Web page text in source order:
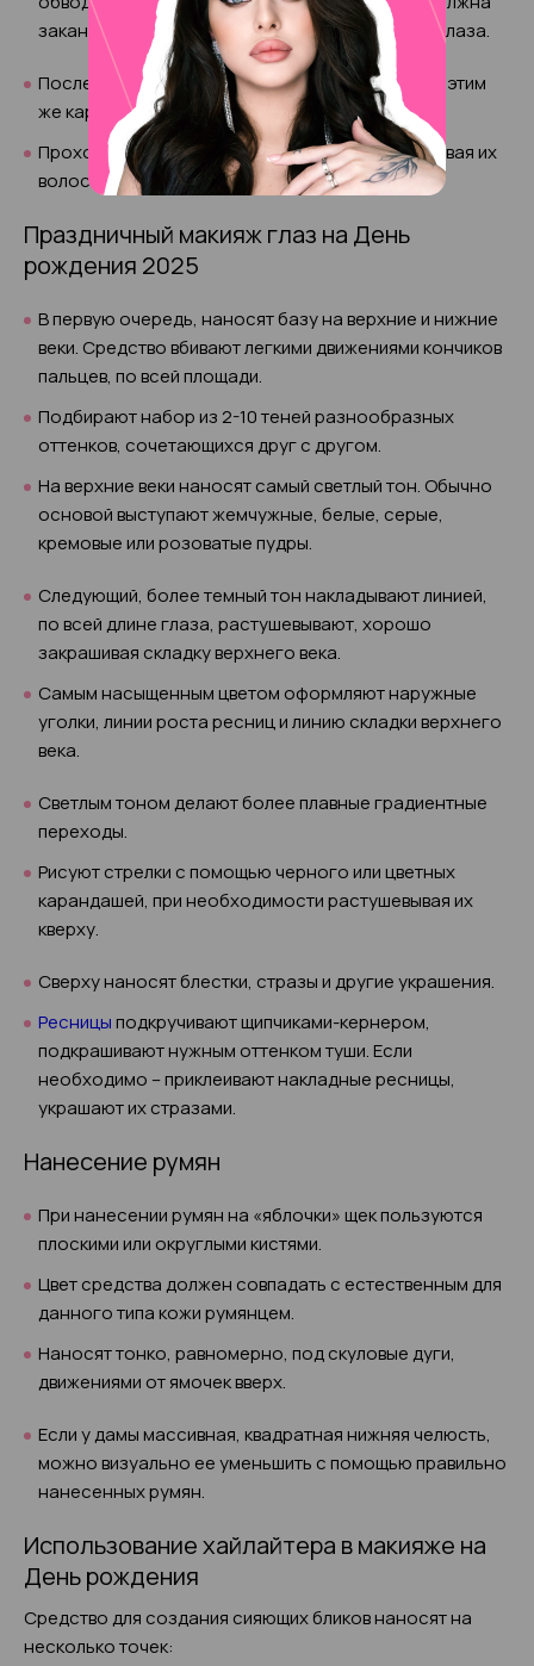
заканчиваться строго над наружным уголком глаза.
После создания контура, брови подкрашивают этим
же карандашом или тенями.
Проходятся щеточкой от носа к вискам, укладывая их
волосок к волоску.
Праздничный макияж глаз на День
рождения 2025
В первую очередь, наносят базу на верхние и нижние
веки. Средство вбивают легкими движениями кончиков
пальцев, по всей площади.
Подбирают набор из 2-10 теней разнообразных
оттенков, сочетающихся друг с другом.
На верхние веки наносят самый светлый тон. Обычно
основой выступают жемчужные, белые, серые,
кремовые или розоватые пудры.
Следующий, более темный тон накладывают линией,
по всей длине глаза, растушевывают, хорошо
закрашивая складку верхнего века.
Самым насыщенным цветом оформляют наружные
уголки, линии роста ресниц и линию складки верхнего
века.
Светлым тоном делают более плавные градиентные
переходы.
Рисуют стрелки с помощью черного или цветных
карандашей, при необходимости растушевывая их
кверху.
Сверху наносят блестки, стразы и другие украшения.
Ресницыподкручивают щипчиками-кернером,
подкрашивают нужным оттенком туши. Если
необходимо – приклеивают накладные ресницы,
украшают их стразами.
Нанесение румян
При нанесении румян на «яблочки» щек пользуются
плоскими или округлыми кистями.
Цвет средства должен совпадать с естественным для
данного типа кожи румянцем.
Наносят тонко, равномерно, под скуловые дуги,
движениями от ямочек вверх.
Если у дамы массивная, квадратная нижняя челюсть,
можно визуально ее уменьшить с помощью правильно
нанесенных румян.
Использование хайлайтера в макияже на
День рождения
Средство для создания сияющих бликов наносят на
несколько точек: